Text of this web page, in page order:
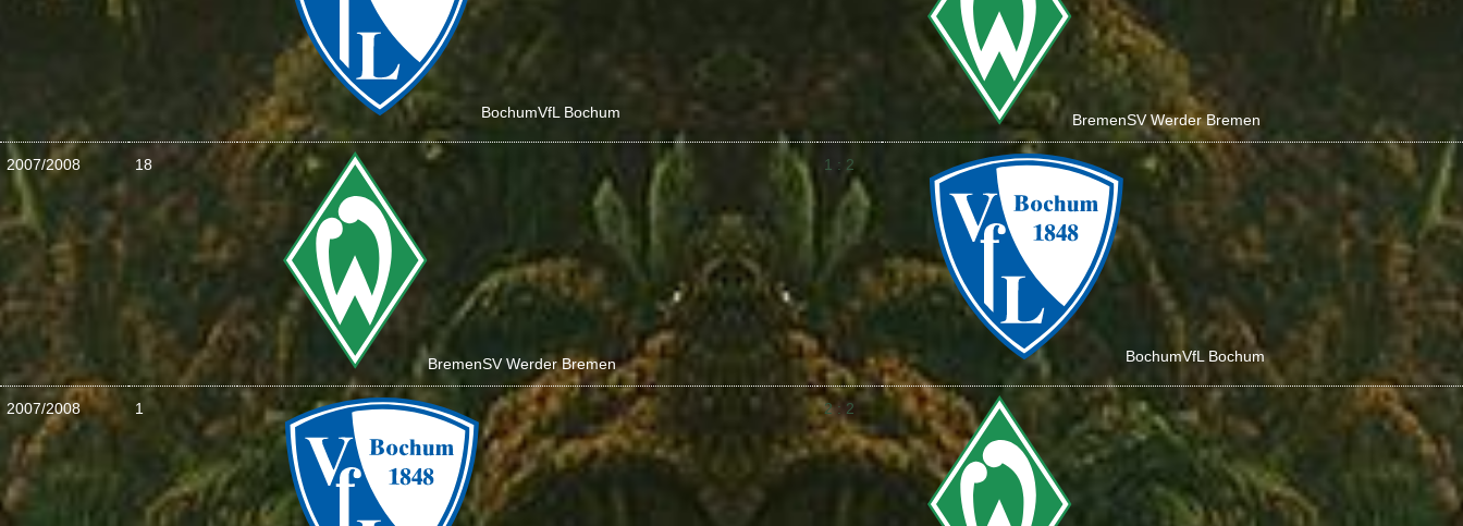
BochumVfL Bochum BremenSV Werder Bremen
2007/2008 18
BremenSV Werder Bremen
1 : 2
BochumVfL Bochum
2007/2008 1 2 : 2